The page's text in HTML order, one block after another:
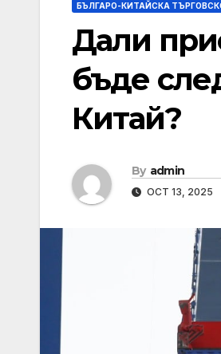
БЪЛГАРО-КИТАЙСКА
Дали
бъде
Китай?
By admin
OCT 13, 2025